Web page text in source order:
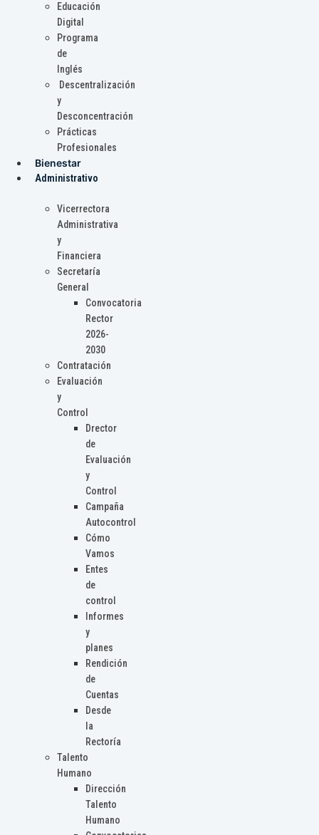
Educación
Digital
Programa
de
Inglés
Descentralización
y
Desconcentración
Prácticas
Profesionales
Bienestar
Administrativo
Vicerrectora
Administrativa
y
Financiera
Secretaría
General
Convocatoria
Rector
2026-
2030
Contratación
Evaluación
y
Control
Drector
de
Evaluación
y
Control
Campaña
Autocontrol
Cómo
Vamos
Entes
de
control
Informes
y
planes
Rendición
de
Cuentas
Desde
la
Rectoría
Talento
Humano
Dirección
Talento
Humano